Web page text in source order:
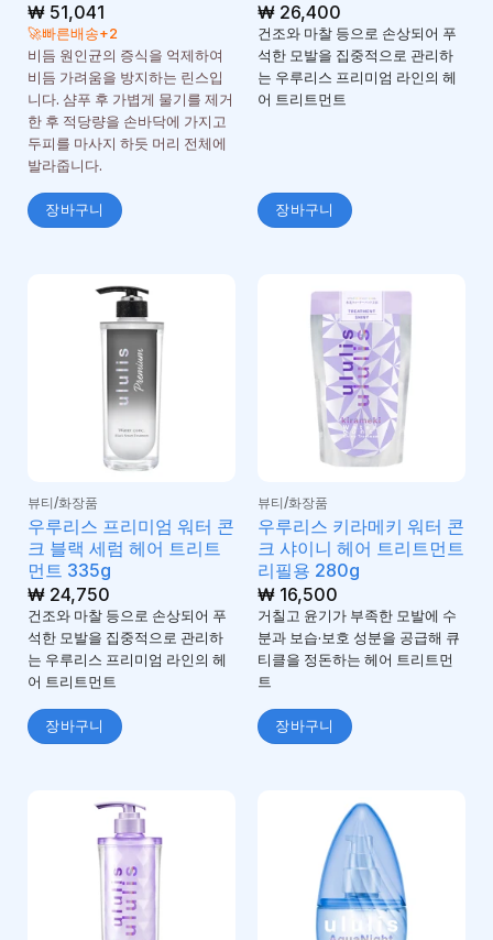
₩51,041
🚀빠른배송+2
비듬 원인균의 증식을 억제하여
비듬 가려움을 방지하는 린스입
니다. 샴푸 후 가볍게 물기를 제거
한 후 적당량을 손바닥에 가지고
두피를 마사지 하듯 머리 전체에
발라줍니다.
장바구니
₩26,400
건조와 마찰 등으로 손상되어 푸
석한 모발을 집중적으로 관리하
는 우루리스 프리미엄 라인의 헤
어 트리트먼트
장바구니
뷰티/화장품
우루리스 프리미엄 워터 콘
크 블랙 세럼 헤어 트리트
먼트 335g
₩24,750
건조와 마찰 등으로 손상되어 푸
석한 모발을 집중적으로 관리하
는 우루리스 프리미엄 라인의 헤
어 트리트먼트
장바구니
뷰티/화장품
우루리스 키라메키 워터 콘
크 샤이니 헤어 트리트먼트
리필용 280g
₩16,500
거칠고 윤기가 부족한 모발에 수
분과 보습·보호 성분을 공급해 큐
티클을 정돈하는 헤어 트리트먼
트
장바구니